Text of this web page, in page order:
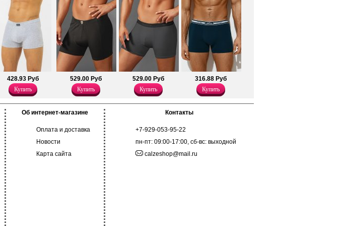
428.93 Руб
Купить
529.00 Руб
Купить
529.00 Руб
Купить
316.88 Руб
Купить
Об интернет-магазине
Оплата и доставка
Новости
Карта сайта
Контакты
+7-929-053-95-22
пн-пт: 09:00-17:00, сб-вс: выходной
calzeshop@mail.ru